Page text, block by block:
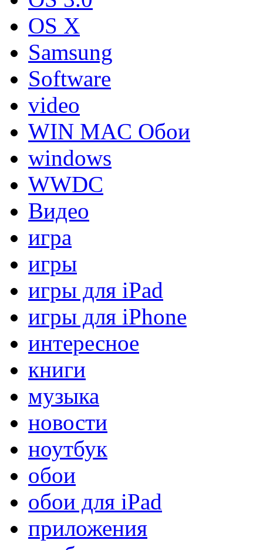
OS X
Samsung
Software
video
WIN MAC Обои
windows
WWDC
Видео
игра
игры
игры для iPad
игры для iPhone
интересное
книги
музыка
новости
ноутбук
обои
обои для iPad
приложения